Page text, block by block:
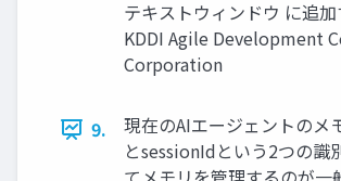
テキストウィンドウ に追加
KDDI Agile Development
Corporation
9.
現在のAIエージェントのメ
とsessionIdという2つの識